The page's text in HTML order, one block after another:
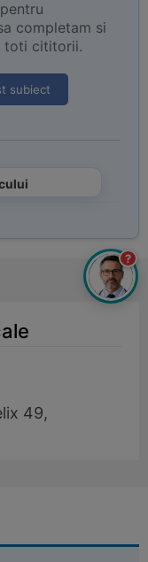
completam si
toti cititorii.
subiect
49,
?